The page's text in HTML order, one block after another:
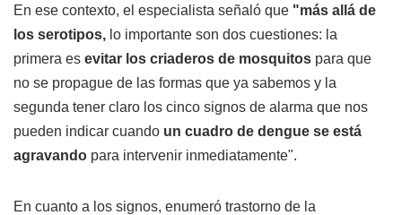
En ese contexto, el especialista señaló que "más allá de
los serotipos, lo importante son dos cuestiones: la
primera es evitar los criaderos de mosquitos para que
no se propague de las formas que ya sabemos y la
segunda tener claro los cinco signos de alarma que nos
pueden indicar cuando un cuadro de dengue se está
agravando para intervenir inmediatamente".
En cuanto a los signos, enumeró trastorno de la